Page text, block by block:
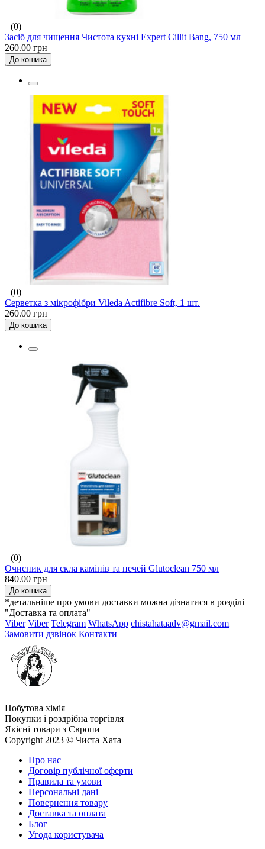
(0)
Засіб для чищення Чистота кухні Expert Cillit Bang, 750 мл
260.00 грн
До кошика
(0)
Серветка з мікрофібри Vileda Actifibre Soft, 1 шт.
260.00 грн
До кошика
(0)
Очисник для скла камінів та печей Glutoclean 750 мл
840.00 грн
До кошика
*детальніше про умови доставки можна дізнатися в розділі
"Доставка та оплата"
Viber Viber Telegram WhatsApp chistahataadv@gmail.com
Замовити дзвінок Контакти
Побутова хімія
Покупки і роздрібна торгівля
Якісні товари з Європи
Copyright 2023 © Чиста Хата
Про нас
Договір публічної оферти
Правила та умови
Персональні дані
Повернення товару
Доставка та оплата
Блог
Угода користувача